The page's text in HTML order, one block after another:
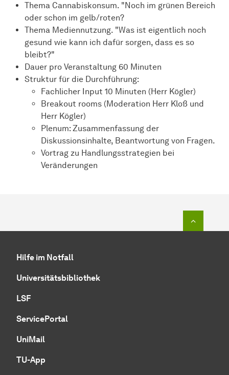
Thema Cannabiskonsum. "Noch im grünen Bereich
oder schon im gelb/roten?
Thema Mediennutzung. "Was ist eigentlich noch
gesund wie kann ich dafür sorgen, dass es so
bleibt?"
Dauer pro Veranstaltung 60 Minuten
Struktur für die Durchführung:
Fachlicher Input 10 Minuten (Herr Kögler)
Breakout rooms (Moderation Herr Kloß und
Herr Kögler)
Plenum: Zusammenfassung der
Diskussionsinhalte, Beantwortung von Fragen.
Vortrag zu Handlungsstrategien bei
Veränderungen
Hilfe im Notfall
Universitätsbibliothek
LSF
ServicePortal
UniMail
TU-App